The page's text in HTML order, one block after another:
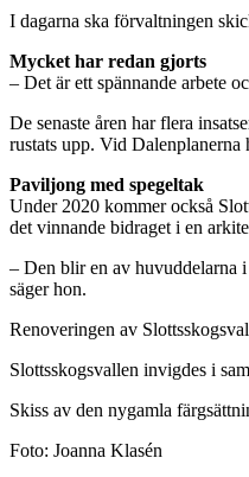
I dagarna ska förvaltningen
Mycket har redan gjorts
– Det är ett spännande arbete
De senaste åren har flera
rustats upp. Vid Dalenplanerna
Paviljong med spegeltak
Under 2020 kommer också
det vinnande bidraget i en
– Den blir en av huvuddelarna
säger hon.
Renoveringen av
Slottsskogsvallen invigdes i
Skiss av den nygamla
Foto: Joanna Klasén